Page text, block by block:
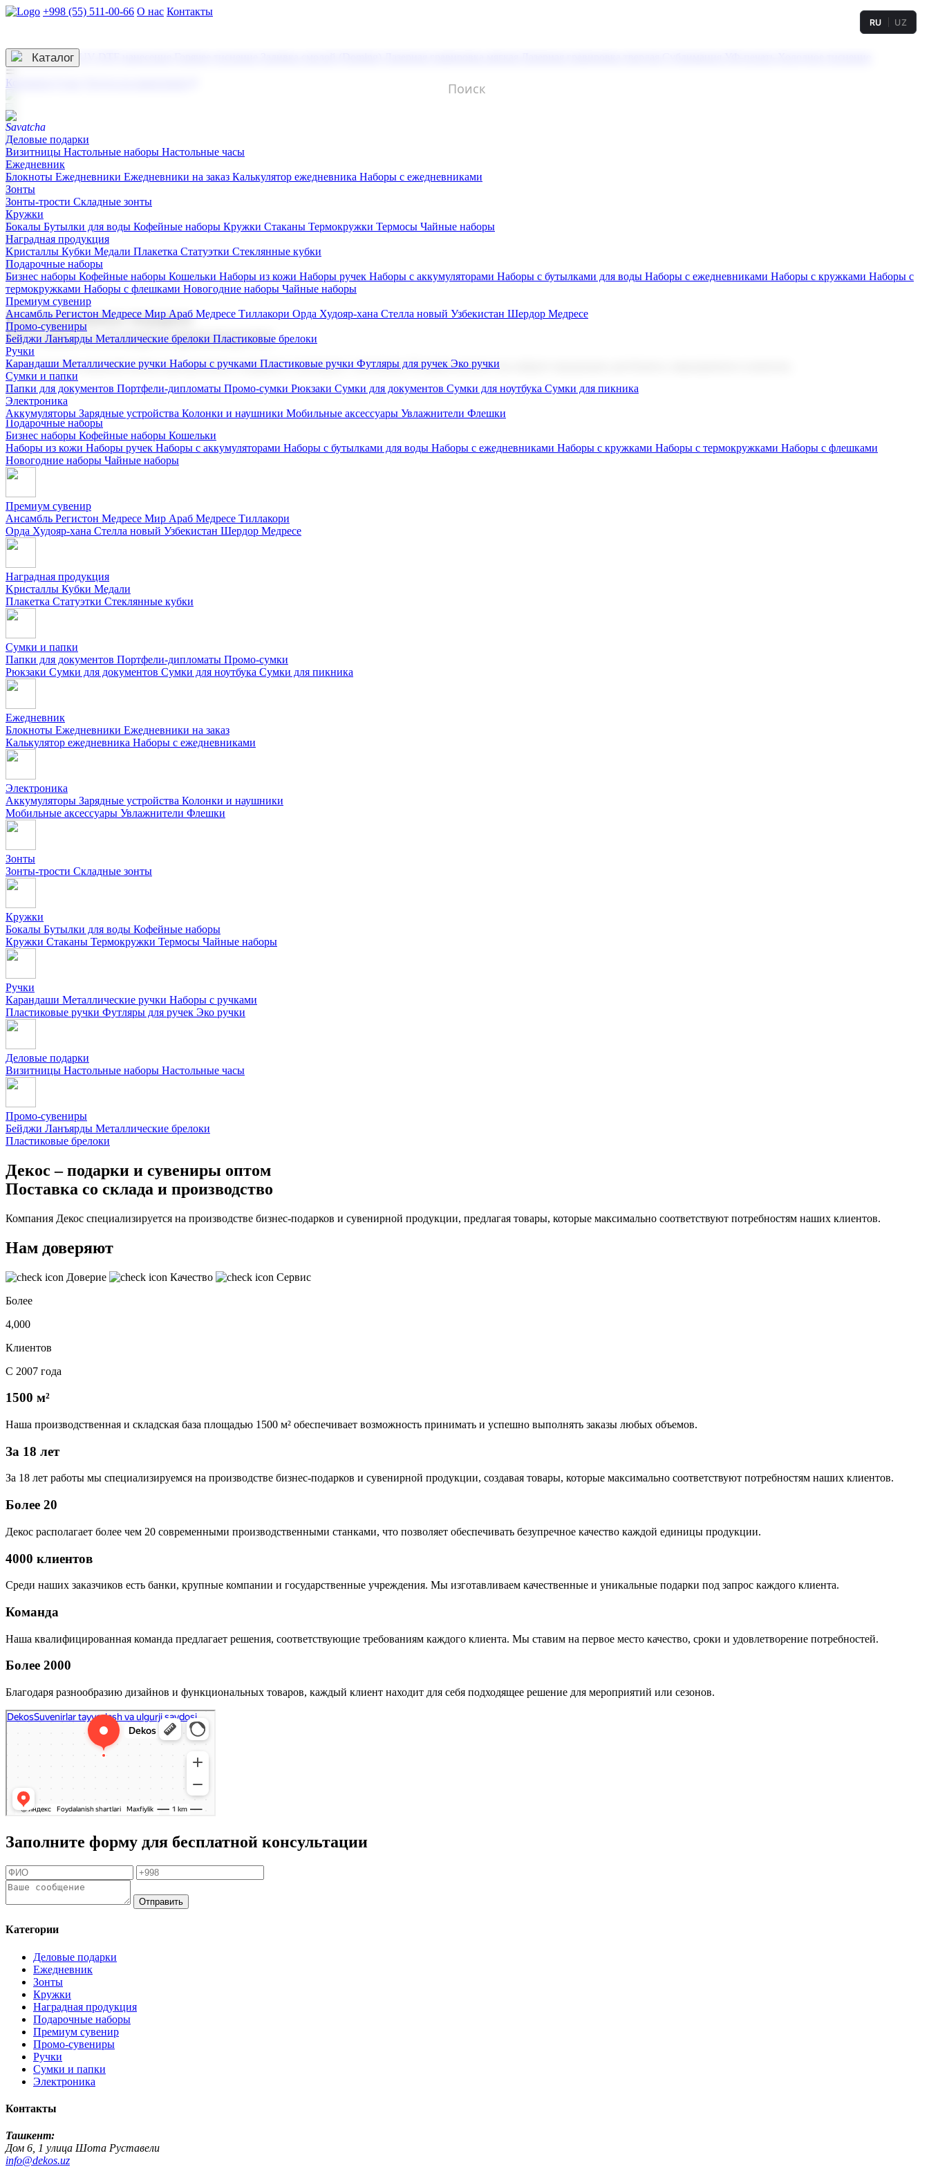
+998 (55) 511-00-66 О нас Контакты
3D гравировка
RU UZ
☰
Контакты
Каталог
Деловые подарки
Визитницы Настольные наборы Настольные часы
Ежедневник
Блокноты Ежедневники Ежедневники на заказ Калькулятор ежедневника Наборы с ежедневниками
Зонты
Зонты-трости Складные зонты
Кружки
Бокалы Бутылки для воды Кофейные наборы Кружки Стаканы Термокружки Термосы Чайные наборы
Наградная продукция
Kристаллы Кубки Медали Плакетка Статуэтки Стеклянные кубки
Подарочные наборы
Бизнес наборы Кофейные наборы Кошельки Наборы из кожи Наборы ручек Наборы с аккумуляторами Наборы с бутылками для воды Наборы с ежедневниками Наборы с кружками Наборы с
термокружками Наборы с флешками Новогодние наборы Чайные наборы
Премиум сувенир
Ансамбль Регистон Медресе Мир Араб Медресе Тиллакори Орда Худояр-хана Стелла новый Узбекистан Шердор Медресе
Промо-сувениры
Бейджи Ланъярды Металлические брелоки Пластиковые брелоки
Ручки
Карандаши Металлические ручки Наборы с ручками Пластиковые ручки Футляры для ручек Эко ручки
Сумки и папки
Папки для документов Портфели-дипломаты Промо-сумки Рюкзаки Сумки для документов Сумки для ноутбука Сумки для пикника
Электроника
Аккумуляторы Зарядные устройства Колонки и наушники Мобильные аксессуары Увлажнители Флешки
Корпоративные подарки
Поставка со склада и производство
Мы предлагаем широкий выбор корпоративных подарков и сувениров с логотипом. В нашем каталоге вы найдете продукцию для бизнеса, мероприятия и клиентов.
Подарочные наборы
Бизнес наборы Кофейные наборы Кошельки
Наборы из кожи Наборы ручек Наборы с аккумуляторами Наборы с бутылками для воды Наборы с ежедневниками Наборы с кружками Наборы с термокружками Наборы с флешками
Новогодние наборы Чайные наборы
Премиум сувенир
Ансамбль Регистон Медресе Мир Араб Медресе Тиллакори
Орда Худояр-хана Стелла новый Узбекистан Шердор Медресе
Наградная продукция
Kристаллы Кубки Медали
Плакетка Статуэтки Стеклянные кубки
Сумки и папки
Папки для документов Портфели-дипломаты Промо-сумки
Рюкзаки Сумки для документов Сумки для ноутбука Сумки для пикника
Ежедневник
Блокноты Ежедневники Ежедневники на заказ
Калькулятор ежедневника Наборы с ежедневниками
Электроника
Аккумуляторы Зарядные устройства Колонки и наушники
Мобильные аксессуары Увлажнители Флешки
Зонты
Зонты-трости Складные зонты
Кружки
Бокалы Бутылки для воды Кофейные наборы
Кружки Стаканы Термокружки Термосы Чайные наборы
Ручки
Карандаши Металлические ручки Наборы с ручками
Пластиковые ручки Футляры для ручек Эко ручки
Деловые подарки
Визитницы Настольные наборы Настольные часы
Промо-сувениры
Бейджи Ланъярды Металлические брелоки
Пластиковые брелоки
Декос – подарки и сувениры оптом
Поставка со склада и производство
Компания Декос специализируется на производстве бизнес-подарков и сувенирной продукции, предлагая товары, которые максимально соответствуют потребностям наших клиентов.
Нам доверяют
Доверие Качество
Сервис
Более
4,000
Клиентов
С 2007 года
1500 м²
Наша производственная и складская база площадью 1500 м² обеспечивает возможность принимать и успешно выполнять заказы любых объемов.
За 18 лет
За 18 лет работы мы специализируемся на производстве бизнес-подарков и сувенирной продукции, создавая товары, которые максимально соответствуют потребностям наших клиентов.
Более 20
Декос располагает более чем 20 современными производственными станками, что позволяет обеспечивать безупречное качество каждой единицы продукции.
4000 клиентов
Среди наших заказчиков есть банки, крупные компании и государственные учреждения. Мы изготавливаем качественные и уникальные подарки под запрос каждого клиента.
Команда
Наша квалифицированная команда предлагает решения, соответствующие требованиям каждого клиента. Мы ставим на первое место качество, сроки и удовлетворение потребностей.
Более 2000
Благодаря разнообразию дизайнов и функциональных товаров, каждый клиент находит для себя подходящее решение для мероприятий или сезонов.
Заполните форму для бесплатной консультации
Отправить
Категории
Деловые подарки
Ежедневник
Зонты
Кружки
Наградная продукция
Подарочные наборы
Премиум сувенир
Промо-сувениры
Ручки
Сумки и папки
Электроника
Контакты
Ташкент:
Дом 6, 1 улица Шота Руставели
info@dekos.uz